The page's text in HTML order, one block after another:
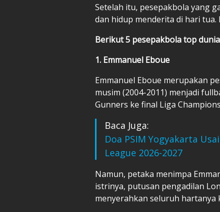
Setelah itu, pesepakbola yang
dan hidup menderita di hari tua.
Berikut 5 pesepakbola top
1. Emmanuel Eboue
Emmanuel Eboue merupakan
musim (2004-2011) menjadi
Gunners ke final Liga
Baca Juga:
Doa PSIM Yogyakarta
League 2026-2027
Namun, petaka menimpa
istrinya, putusan pengadilan
menyerahkan seluruh hartanya